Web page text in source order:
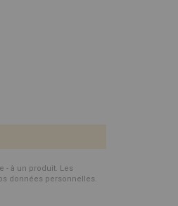
- à un produit. Les
données personnelles.